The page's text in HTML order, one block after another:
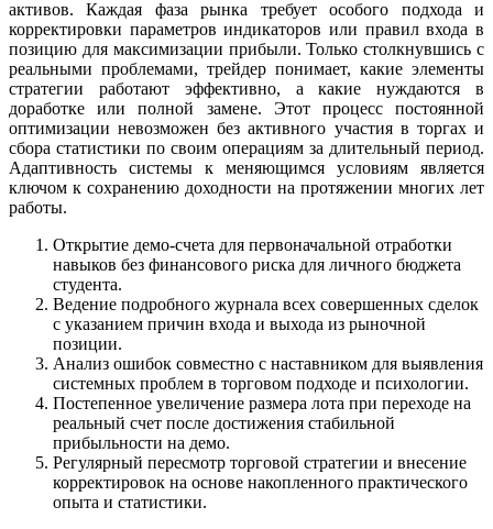
активов. Каждая фаза рынка требует особого подхода и
корректировки параметров индикаторов или правил входа в
позицию для максимизации прибыли. Только столкнувшись с
реальными проблемами, трейдер понимает, какие элементы
стратегии работают эффективно, а какие нуждаются в
доработке или полной замене. Этот процесс постоянной
оптимизации невозможен без активного участия в торгах и
сбора статистики по своим операциям за длительный период.
Адаптивность системы к меняющимся условиям является
ключом к сохранению доходности на протяжении многих лет
работы.
Открытие демо-счета для первоначальной отработки
навыков без финансового риска для личного бюджета
студента.
Ведение подробного журнала всех совершенных сделок
с указанием причин входа и выхода из рыночной
позиции.
Анализ ошибок совместно с наставником для выявления
системных проблем в торговом подходе и психологии.
Постепенное увеличение размера лота при переходе на
реальный счет после достижения стабильной
прибыльности на демо.
Регулярный пересмотр торговой стратегии и внесение
корректировок на основе накопленного практического
опыта и статистики.